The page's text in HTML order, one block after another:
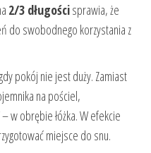
2/3 długościsprawia, że
do swobodnego korzystania z
pokój nie jest duży. Zamiast
na pościel,
w obrębie łóżka. W efekcie
miejsce do snu.